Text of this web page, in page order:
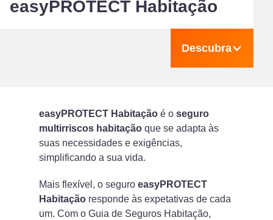
easyPROTECT Habitação
Descubra
easyPROTECT Habitação é o seguro
multirriscos habitação que se adapta às
suas necessidades e exigências,
simplificando a sua vida.
Mais flexível, o seguro easyPROTECT
Habitação responde às expetativas de cada
um. Com o Guia de Seguros Habitação,